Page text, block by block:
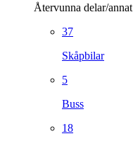
Återvunna delar/annat
37
Skåpbilar
5
Buss
18